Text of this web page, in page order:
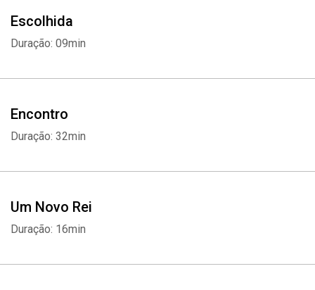
Escolhida
Duração: 09min
Encontro
Duração: 32min
Um Novo Rei
Duração: 16min